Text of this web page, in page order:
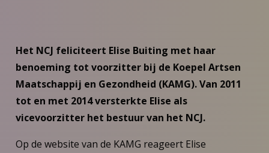
Het NCJ feliciteert Elise Buiting met haar
benoeming tot voorzitter bij de Koepel Artsen
Maatschappij en Gezondheid (KAMG). Van 2011
tot en met 2014 versterkte Elise als
vicevoorzitter het bestuur van het NCJ.
Op de website van de KAMG reageert Elise